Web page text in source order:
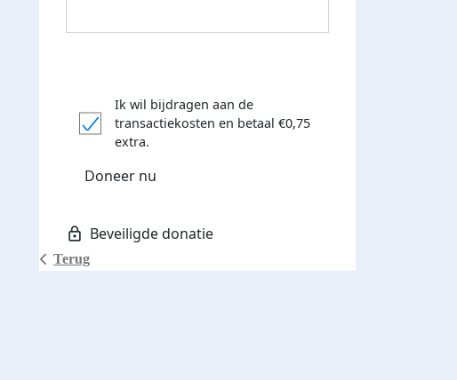
Donateurs bedankt
Terug
Ik wil bijdragen aan de
transactiekosten en betaal €0,75
extra.
Doneer nu